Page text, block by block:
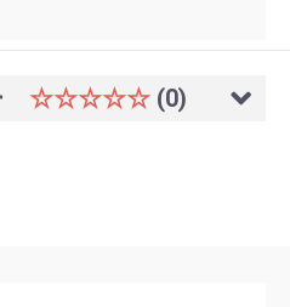
☆☆☆☆☆ (0)